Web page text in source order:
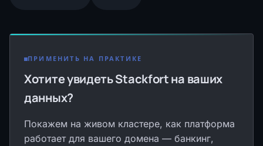
ПРИМЕНИТЬ НА ПРАКТИКЕ
Хотите увидеть Stackfort на ваших
данных?
Покажем на живом кластере, как платформа
работает для вашего домена — банкинг,